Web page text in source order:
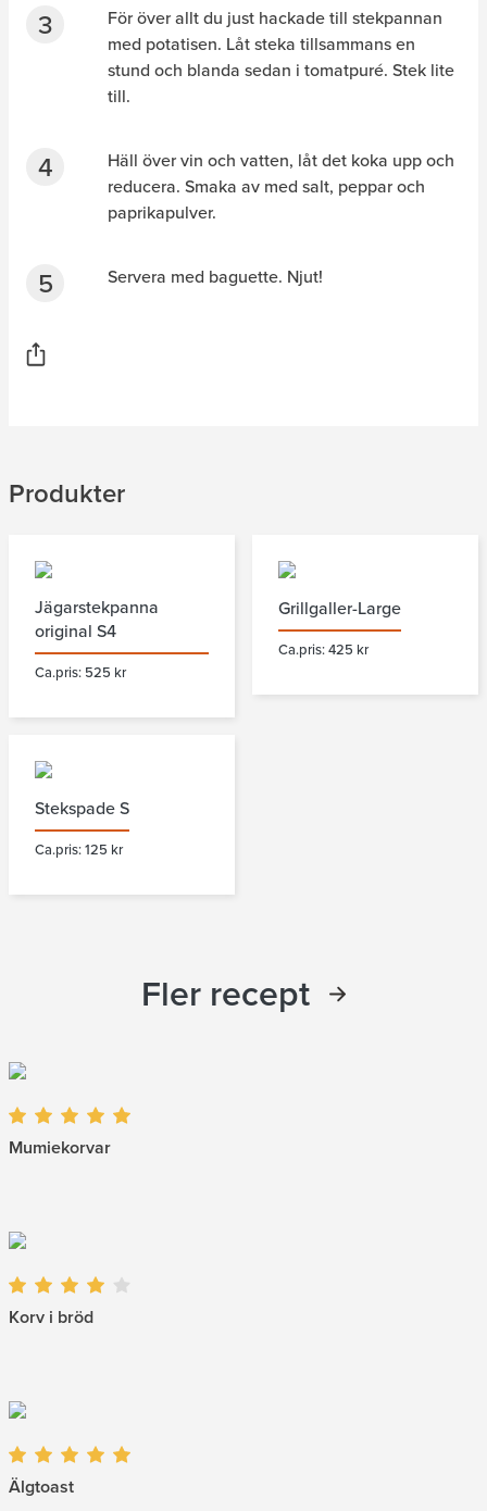
För över allt du just hackade till stekpannan
med potatisen. Låt steka tillsammans en
stund och blanda sedan i tomatpuré. Stek lite
till.
Häll över vin och vatten, låt det koka upp och
reducera. Smaka av med salt, peppar och
paprikapulver.
Servera med baguette. Njut!
Produkter
Jägarstekpanna
original S4
Ca.pris: 525 kr
Grillgaller-Large
Ca.pris: 425 kr
Stekspade S
Ca.pris: 125 kr
Fler recept
Mumiekorvar
Korv i bröd
Älgtoast